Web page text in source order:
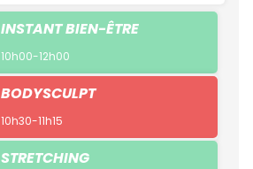
INSTANT BIEN-ÊTRE
10h00-12h00
BODYSCULPT
10h30-11h15
STRETCHING